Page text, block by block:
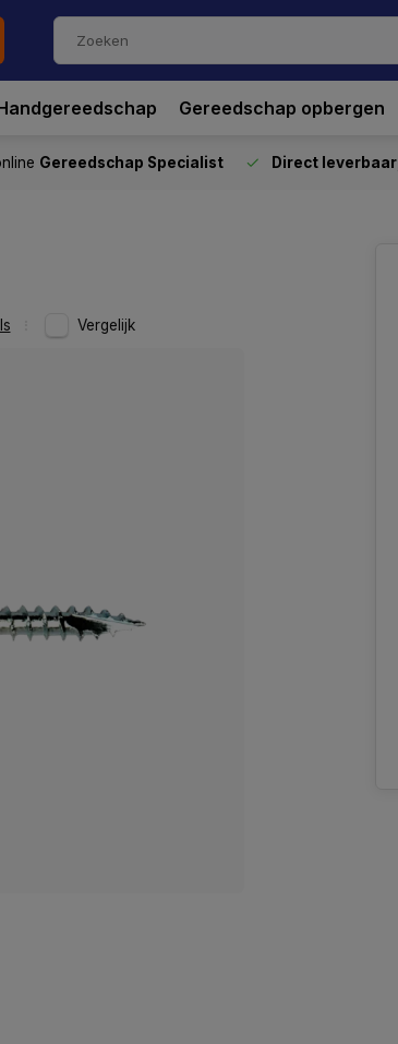
Gereedschap opbergen
Gereedschap Specialist Direct leverbaar
Vergelijk